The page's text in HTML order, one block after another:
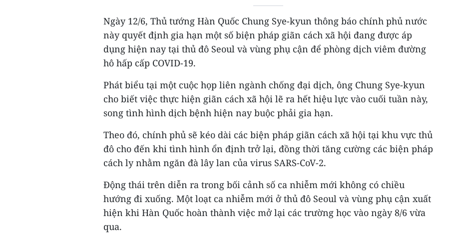
Ngày 12/6, Thủ tướng Hàn Quốc Chung Sye-kyun thông báo chính phủ nước
này quyết định gia hạn một số biện pháp giãn cách xã hội đang được áp
dụng hiện nay tại thủ đô Seoul và vùng phụ cận để phòng dịch viêm đường
hô hấp cấp COVID-19.
Phát biểu tại một cuộc họp liên ngành chống đại dịch, ông Chung Sye-kyun
cho biết việc thực hiện giãn cách xã hội lẽ ra hết hiệu lực vào cuối tuần này,
song tình hình dịch bệnh hiện nay buộc phải gia hạn.
Theo đó, chính phủ sẽ kéo dài các biện pháp giãn cách xã hội tại khu vực thủ
đô cho đến khi tình hình ổn định trở lại, đồng thời tăng cường các biện pháp
cách ly nhằm ngăn đà lây lan của virus SARS-CoV-2.
Động thái trên diễn ra trong bối cảnh số ca nhiễm mới không có chiều
hướng đi xuống. Một loạt ca nhiễm mới ở thủ đô Seoul và vùng phụ cận xuất
hiện khi Hàn Quốc hoàn thành việc mở lại các trường học vào ngày 8/6 vừa
qua.